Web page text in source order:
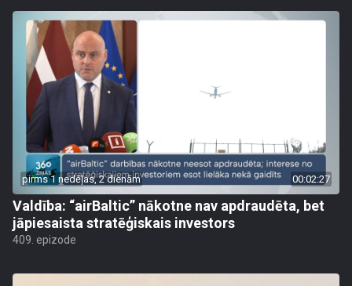
pirms 1 nedēļas, 2 dienām 00:02:27
Valdība: “airBaltic” nākotne nav apdraudēta, bet
jāpiesaista stratēģiskais investors
409. epizode